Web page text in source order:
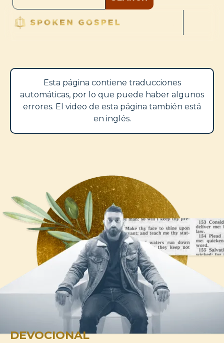
Esta página contiene traducciones
automáticas, por lo que puede haber algunos
errores. El video de esta página también está
en inglés.
DEVOCIONAL